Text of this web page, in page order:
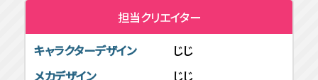
担当クリエイター
キャラクターデザイン
じじ
メカデザイン
じじ